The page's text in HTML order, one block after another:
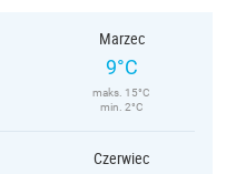
Marzec
9°C
maks. 15°C
min. 2°C
Czerwiec